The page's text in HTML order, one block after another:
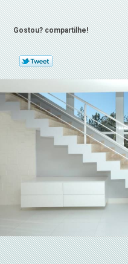
Gostou? compartilhe!